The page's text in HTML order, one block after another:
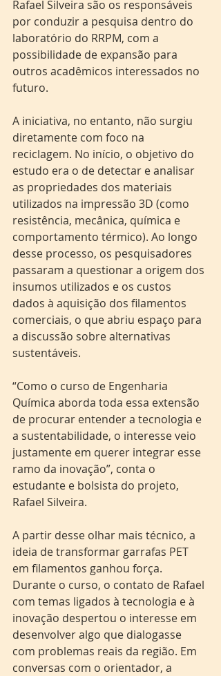
Rafael Silveira são os responsáveis
por conduzir a pesquisa dentro do
laboratório do RRPM, com a
possibilidade de expansão para
outros acadêmicos interessados no
futuro.
A iniciativa, no entanto, não surgiu
diretamente com foco na
reciclagem. No início, o objetivo do
estudo era o de detectar e analisar
as propriedades dos materiais
utilizados na impressão 3D (como
resistência, mecânica, química e
comportamento térmico). Ao longo
desse processo, os pesquisadores
passaram a questionar a origem dos
insumos utilizados e os custos
dados à aquisição dos filamentos
comerciais, o que abriu espaço para
a discussão sobre alternativas
sustentáveis.
“Como o curso de Engenharia
Química aborda toda essa extensão
de procurar entender a tecnologia e
a sustentabilidade, o interesse veio
justamente em querer integrar esse
ramo da inovação”, conta o
estudante e bolsista do projeto,
Rafael Silveira.
A partir desse olhar mais técnico, a
ideia de transformar garrafas PET
em filamentos ganhou força.
Durante o curso, o contato de Rafael
com temas ligados à tecnologia e à
inovação despertou o interesse em
desenvolver algo que dialogasse
com problemas reais da região. Em
conversas com o orientador, a